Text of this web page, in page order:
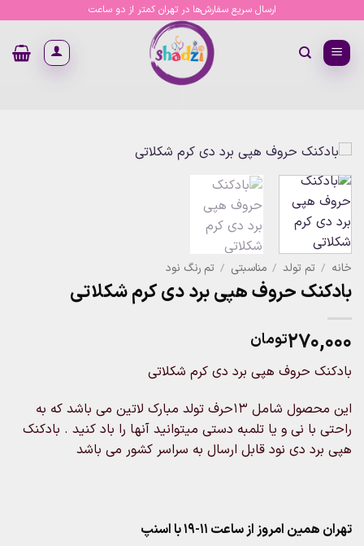
content
ارسال سریع سفارش‌ها در تهران کمتر از دو ساعت
خانه / تم تولد / مناسبتی / تم رنگ نود
بادکنک حروف هپی برد دی کرم شکلاتی
۲۷۰,۰۰۰تومان
بادکنک حروف هپی برد دی کرم شکلاتی
این محصول شامل ۱۳حرف تولد مبارک لاتین می باشد که به
راحتی با نی و یا تلمبه دستی میتوانید آنها را باد کنید . بادکنک
هپی برد دی نود قابل ارسال به سراسر کشور می باشد
تهران همین امروز از ساعت ۱۱-۱۹ با اسنپ